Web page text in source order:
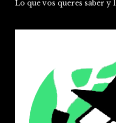
Lo que vos queres saber y